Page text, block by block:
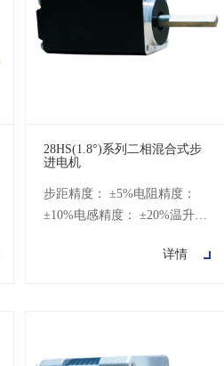
28HS(1.8°)系列二相混合式步
进电机
步距精度： ±5%电阻精度：
±10%电感精度： ±20%温升：
-20℃~+50℃绝缘电阻：详情